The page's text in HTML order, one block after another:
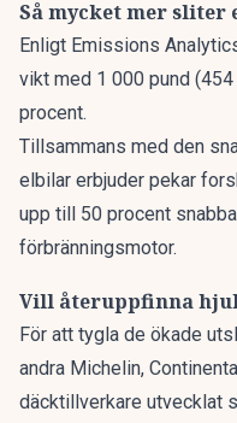
Så mycket mer sliter
Enligt Emissions
vikt med 1 000 pund
procent.
Tillsammans med den
elbilar erbjuder pekar
upp till 50 procent
förbränningsmotor.
Vill återuppfinna
För att tygla de ökade
andra Michelin,
däcktillverkare utvecklat